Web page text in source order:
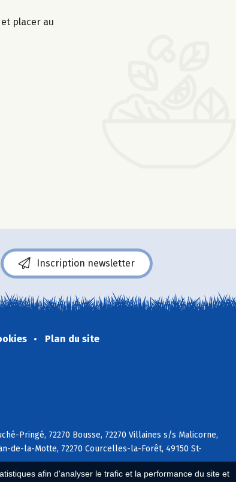
afin d'analyser le trafic et la performance du site et
placer au
Inscription newsletter
Plan du site
Pringé, 72270 Bousse, 72270 Villaines s/s Malicorne,
de-la-Motte, 72270 Courcelles-la-Forêt, 49150 St-